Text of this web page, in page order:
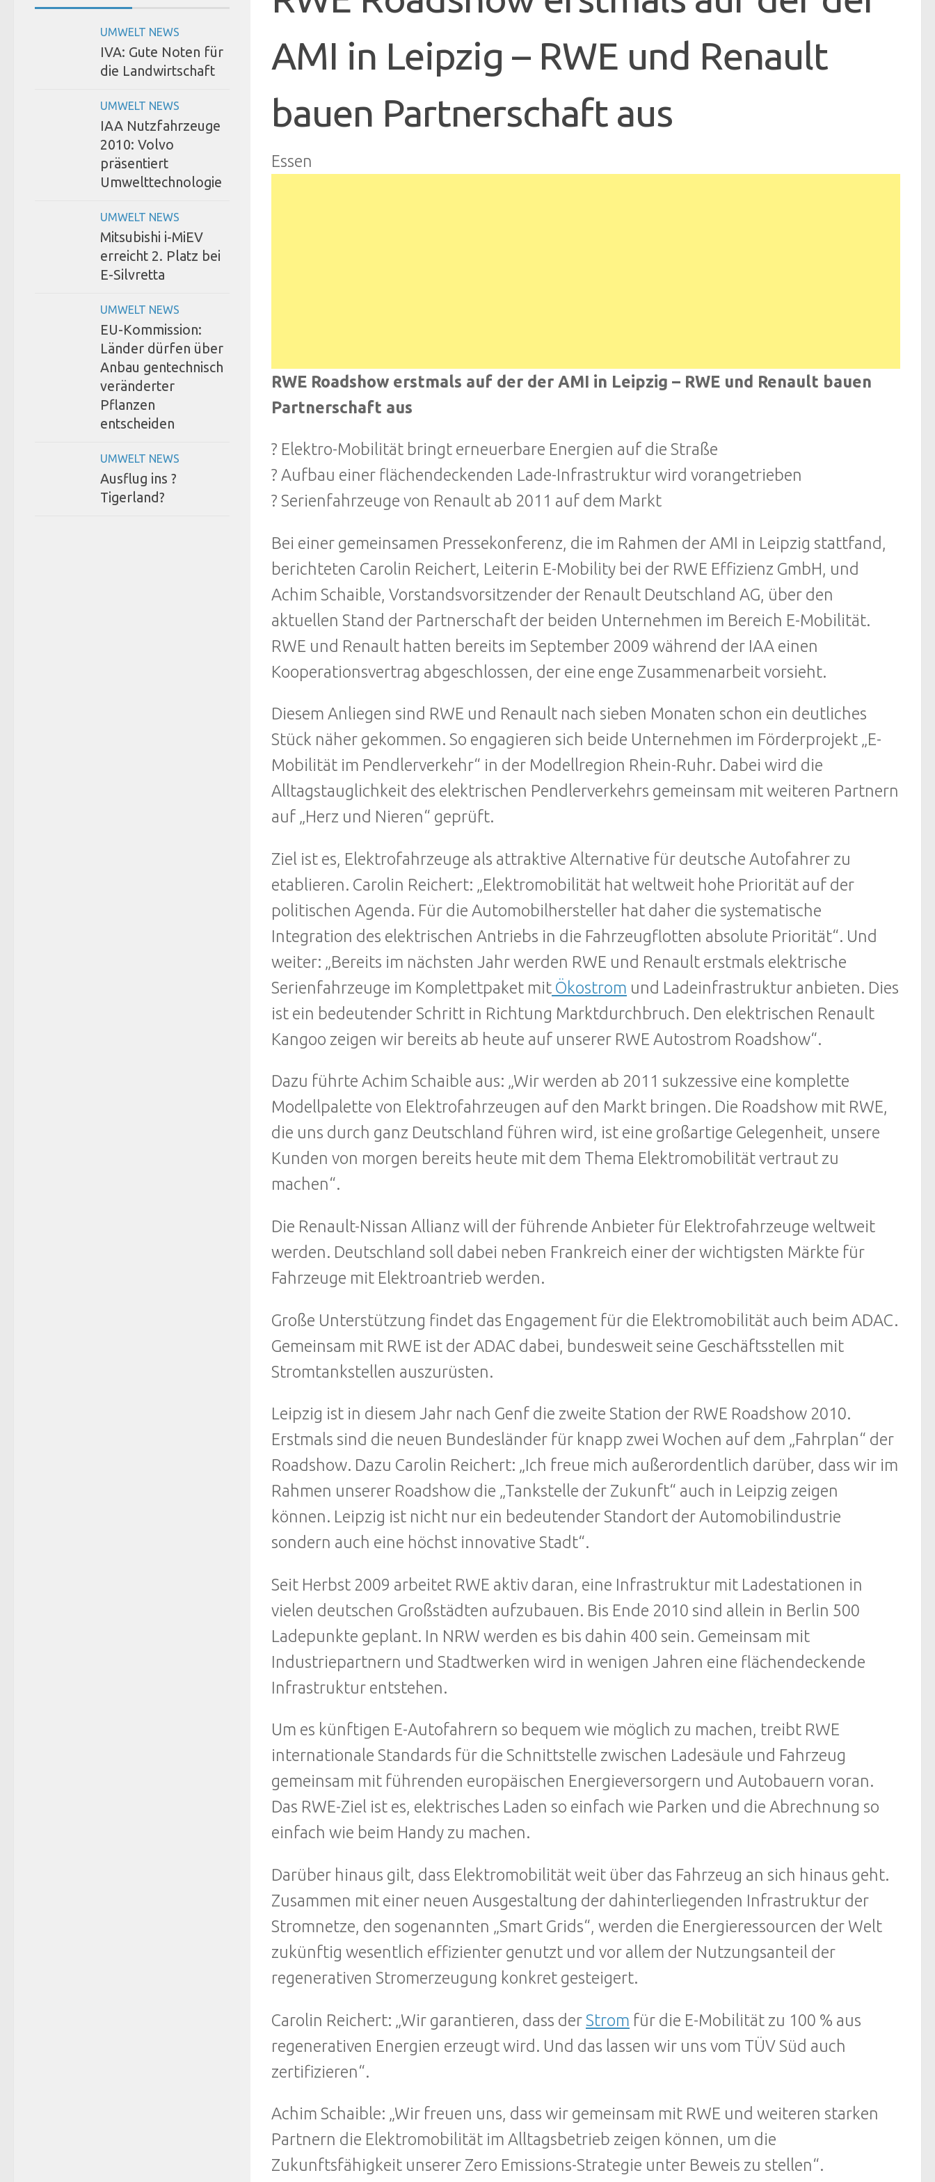
AMI in Leipzig – RWE und Renault
bauen Partnerschaft aus
Essen
RWE Roadshow erstmals auf der der AMI in Leipzig – RWE und Renault bauen
Partnerschaft aus
? Elektro-Mobilität bringt erneuerbare Energien auf die Straße
? Aufbau einer flächendeckenden Lade-Infrastruktur wird vorangetrieben
? Serienfahrzeuge von Renault ab 2011 auf dem Markt
Bei einer gemeinsamen Pressekonferenz, die im Rahmen der AMI in Leipzig stattfand,
berichteten Carolin Reichert, Leiterin E-Mobility bei der RWE Effizienz GmbH, und
Achim Schaible, Vorstandsvorsitzender der Renault Deutschland AG, über den
aktuellen Stand der Partnerschaft der beiden Unternehmen im Bereich E-Mobilität.
RWE und Renault hatten bereits im September 2009 während der IAA einen
Kooperationsvertrag abgeschlossen, der eine enge Zusammenarbeit vorsieht.
Diesem Anliegen sind RWE und Renault nach sieben Monaten schon ein deutliches
Stück näher gekommen. So engagieren sich beide Unternehmen im Förderprojekt „E-
Mobilität im Pendlerverkehr“ in der Modellregion Rhein-Ruhr. Dabei wird die
Alltagstauglichkeit des elektrischen Pendlerverkehrs gemeinsam mit weiteren Partnern
auf „Herz und Nieren“ geprüft.
Ziel ist es, Elektrofahrzeuge als attraktive Alternative für deutsche Autofahrer zu
etablieren. Carolin Reichert: „Elektromobilität hat weltweit hohe Priorität auf der
politischen Agenda. Für die Automobilhersteller hat daher die systematische
Integration des elektrischen Antriebs in die Fahrzeugflotten absolute Priorität“. Und
weiter: „Bereits im nächsten Jahr werden RWE und Renault erstmals elektrische
Serienfahrzeuge im Komplettpaket mit Ökostrom und Ladeinfrastruktur anbieten. Dies
ist ein bedeutender Schritt in Richtung Marktdurchbruch. Den elektrischen Renault
Kangoo zeigen wir bereits ab heute auf unserer RWE Autostrom Roadshow“.
Dazu führte Achim Schaible aus: „Wir werden ab 2011 sukzessive eine komplette
Modellpalette von Elektrofahrzeugen auf den Markt bringen. Die Roadshow mit RWE,
die uns durch ganz Deutschland führen wird, ist eine großartige Gelegenheit, unsere
Kunden von morgen bereits heute mit dem Thema Elektromobilität vertraut zu
machen“.
Die Renault-Nissan Allianz will der führende Anbieter für Elektrofahrzeuge weltweit
werden. Deutschland soll dabei neben Frankreich einer der wichtigsten Märkte für
Fahrzeuge mit Elektroantrieb werden.
Große Unterstützung findet das Engagement für die Elektromobilität auch beim ADAC.
Gemeinsam mit RWE ist der ADAC dabei, bundesweit seine Geschäftsstellen mit
Stromtankstellen auszurüsten.
Leipzig ist in diesem Jahr nach Genf die zweite Station der RWE Roadshow 2010.
Erstmals sind die neuen Bundesländer für knapp zwei Wochen auf dem „Fahrplan“ der
Roadshow. Dazu Carolin Reichert: „Ich freue mich außerordentlich darüber, dass wir im
Rahmen unserer Roadshow die „Tankstelle der Zukunft“ auch in Leipzig zeigen
können. Leipzig ist nicht nur ein bedeutender Standort der Automobilindustrie
sondern auch eine höchst innovative Stadt“.
Seit Herbst 2009 arbeitet RWE aktiv daran, eine Infrastruktur mit Ladestationen in
vielen deutschen Großstädten aufzubauen. Bis Ende 2010 sind allein in Berlin 500
Ladepunkte geplant. In NRW werden es bis dahin 400 sein. Gemeinsam mit
Industriepartnern und Stadtwerken wird in wenigen Jahren eine flächendeckende
Infrastruktur entstehen.
Um es künftigen E-Autofahrern so bequem wie möglich zu machen, treibt RWE
internationale Standards für die Schnittstelle zwischen Ladesäule und Fahrzeug
gemeinsam mit führenden europäischen Energieversorgern und Autobauern voran.
Das RWE-Ziel ist es, elektrisches Laden so einfach wie Parken und die Abrechnung so
einfach wie beim Handy zu machen.
Darüber hinaus gilt, dass Elektromobilität weit über das Fahrzeug an sich hinaus geht.
Zusammen mit einer neuen Ausgestaltung der dahinterliegenden Infrastruktur der
Stromnetze, den sogenannten „Smart Grids“, werden die Energieressourcen der Welt
zukünftig wesentlich effizienter genutzt und vor allem der Nutzungsanteil der
regenerativen Stromerzeugung konkret gesteigert.
Carolin Reichert: „Wir garantieren, dass der Strom für die E-Mobilität zu 100 % aus
regenerativen Energien erzeugt wird. Und das lassen wir uns vom TÜV Süd auch
zertifizieren“.
Achim Schaible: „Wir freuen uns, dass wir gemeinsam mit RWE und weiteren starken
Partnern die Elektromobilität im Alltagsbetrieb zeigen können, um die
Zukunftsfähigkeit unserer Zero Emissions-Strategie unter Beweis zu stellen“.
UMWELT NEWS
IVA: Gute Noten für
die Landwirtschaft
UMWELT NEWS
IAA Nutzfahrzeuge
2010: Volvo
präsentiert
Umwelttechnologie
UMWELT NEWS
Mitsubishi i-MiEV
erreicht 2. Platz bei
E-Silvretta
UMWELT NEWS
EU-Kommission:
Länder dürfen über
Anbau gentechnisch
veränderter
Pflanzen
entscheiden
UMWELT NEWS
Ausflug ins ?
Tigerland?